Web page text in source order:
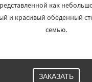
как
и красивый обеденный
семью.
ЗАКАЗАТЬ